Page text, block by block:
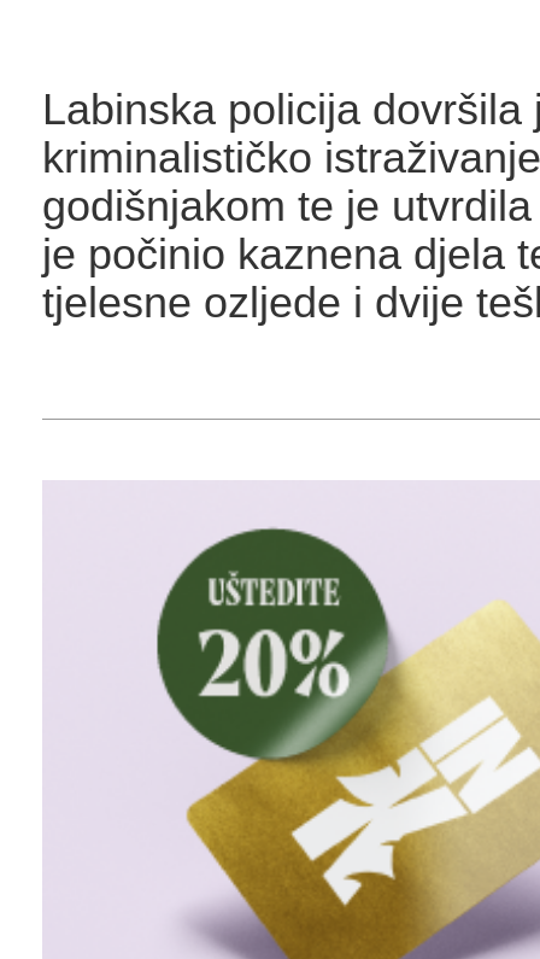
Labinska policija dovršila
kriminalističko
godišnjakom te je
je počinio kaznena djela
tjelesne ozljede i dvije